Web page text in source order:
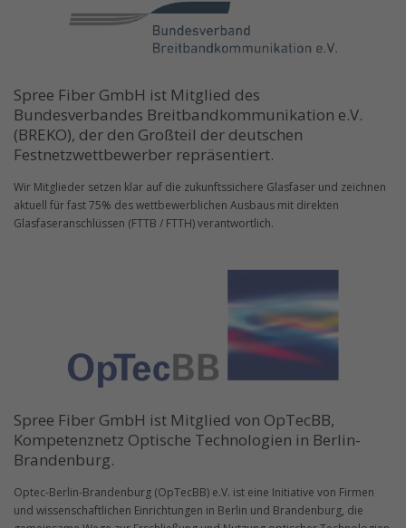
Spree Fiber GmbH ist Mitglied des
Bundesverbandes Breitbandkommunikation e.V.
(BREKO), der den Großteil der deutschen
Festnetzwettbewerber repräsentiert.
Wir Mitglieder setzen klar auf die zukunftssichere Glasfaser und zeichnen
aktuell für fast 75% des wettbewerblichen Ausbaus mit direkten
Glasfaseranschlüssen (FTTB / FTTH) verantwortlich.
Spree Fiber GmbH ist Mitglied von OpTecBB,
Kompetenznetz Optische Technologien in Berlin-
Brandenburg.
Optec-Berlin-Brandenburg (OpTecBB) e.V. ist eine Initiative von Firmen
und wissenschaftlichen Einrichtungen in Berlin und Brandenburg, die